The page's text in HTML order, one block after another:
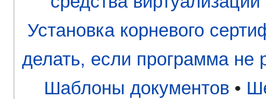
Установка корневого
делать, если программа не
Шаблоны документов •